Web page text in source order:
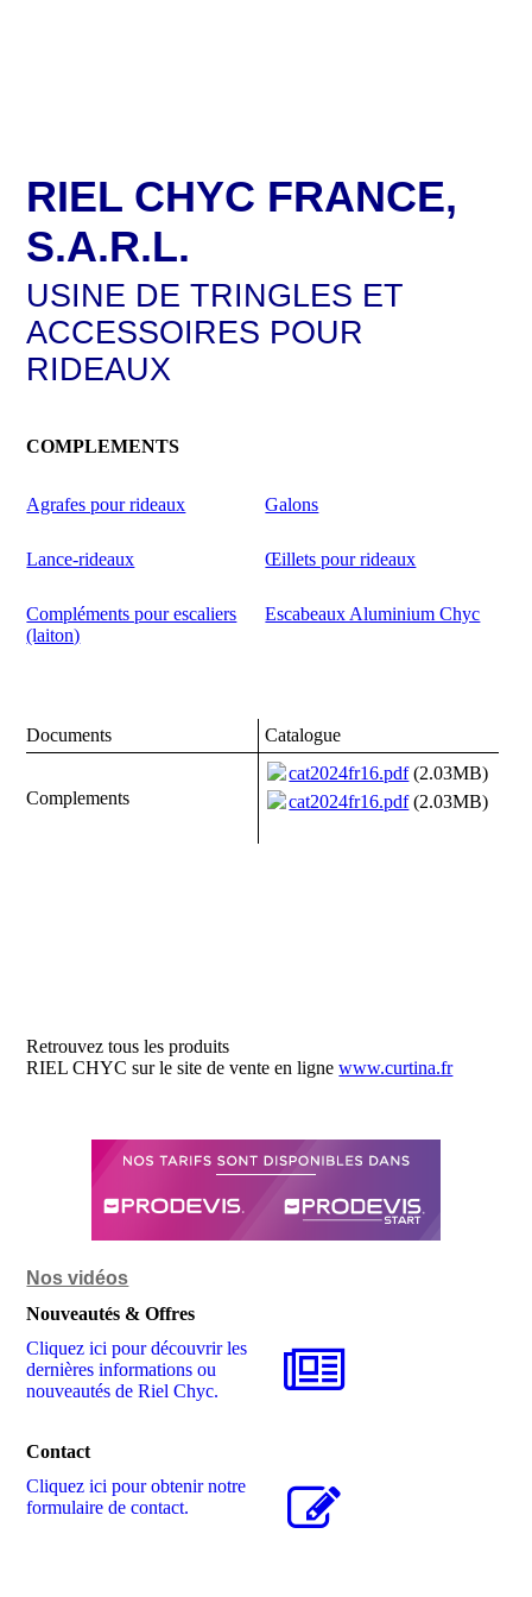
RIEL CHYC FRANCE,
S.A.R.L.
USINE DE TRINGLES ET
ACCESSOIRES POUR
RIDEAUX
COMPLEMENTS
Agrafes pour rideaux Galons
Lance-rideaux Œillets pour rideaux
Compléments pour escaliers
(laiton)
Escabeaux Aluminium Chyc
Documents Catalogue
Complements
cat2024fr16.pdf(2.03MB)
cat2024fr16.pdf(2.03MB)
Retrouvez tous les produits
RIEL CHYC sur le site de vente en lignewww.curtina.fr
Nos vidéos
Nouveautés & Offres
Cliquez ici pour découvrir les
dernières informations ou
nouveautés de Riel Chyc.
Contact
Cliquez ici pour obtenir notre
formulaire de contact.